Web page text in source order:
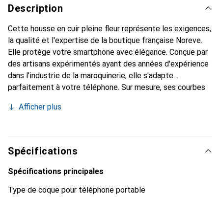
Description
Cette housse en cuir pleine fleur représente les exigences,
la qualité et l'expertise de la boutique française Noreve.
Elle protège votre smartphone avec élégance. Conçue par
des artisans expérimentés ayant des années d'expérience
dans l'industrie de la maroquinerie, elle s'adapte
parfaitement à votre téléphone. Sur mesure, ses courbes
devient l'accessoire chic et indispensable pour votre
produits de haute qualité, la marque Noreve est un choix
fiable pour une clientèle exigeante.
Afficher plus
Spécifications
Spécifications principales
Type de coque pour téléphone portable